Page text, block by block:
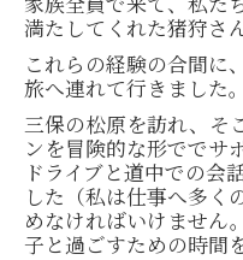
満たしてくれた猪狩さん
これらの経験の合間に
旅へ連れて行きました。
三保の松原を訪れ、そ
ンを冒険的な形ででサ
ドライブと道中での会
した（私は仕事へ多く
めなければいけません
子と過ごすための時間